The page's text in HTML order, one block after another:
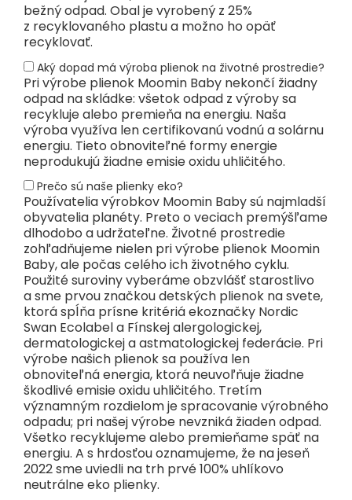
bežný odpad. Obal je vyrobený z 25%
z recyklovaného plastu a možno ho opäť
recyklovať.
Aký dopad má výroba plienok na životné prostredie?
Pri výrobe plienok Moomin Baby nekončí žiadny
odpad na skládke: všetok odpad z výroby sa
recykluje alebo premieňa na energiu. Naša
výroba využíva len certifikovanú vodnú a solárnu
energiu. Tieto obnoviteľné formy energie
neprodukujú žiadne emisie oxidu uhličitého.
Prečo sú naše plienky eko?
Používatelia výrobkov Moomin Baby sú najmladší
obyvatelia planéty. Preto o veciach premýšľame
dlhodobo a udržateľne. Životné prostredie
zohľadňujeme nielen pri výrobe plienok Moomin
Baby, ale počas celého ich životného cyklu.
Použité suroviny vyberáme obzvlášť starostlivo
a sme prvou značkou detských plienok na svete,
ktorá spĺňa prísne kritériá ekoznačky Nordic
Swan Ecolabel a Fínskej alergologickej,
dermatologickej a astmatologickej federácie. Pri
výrobe našich plienok sa používa len
obnoviteľná energia, ktorá neuvoľňuje žiadne
škodlivé emisie oxidu uhličitého. Tretím
významným rozdielom je spracovanie výrobného
odpadu; pri našej výrobe nevzniká žiaden odpad.
Všetko recyklujeme alebo premieňame späť na
energiu. A s hrdosťou oznamujeme, že na jeseň
2022 sme uviedli na trh prvé 100% uhlíkovo
neutrálne eko plienky.